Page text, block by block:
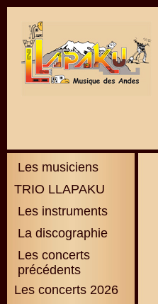
Les musiciens
TRIO LLAPAKU
Les instruments
La discographie
Les concerts
précédents
Les concerts 2026